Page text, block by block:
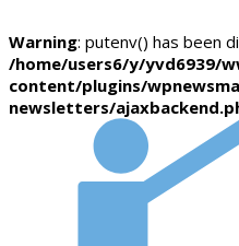
Warning: putenv() has been
/home/users6/y/yvd6939/
content/plugins/
newsletters/